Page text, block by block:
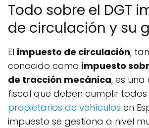
Todo sobre el DGT
de circulación y su
El impuesto de circulación,
conocido como impuesto
de tracción mecánica, es
fiscal que deben cumplir todos
propietarios de vehículos en
impuesto se gestiona a nivel